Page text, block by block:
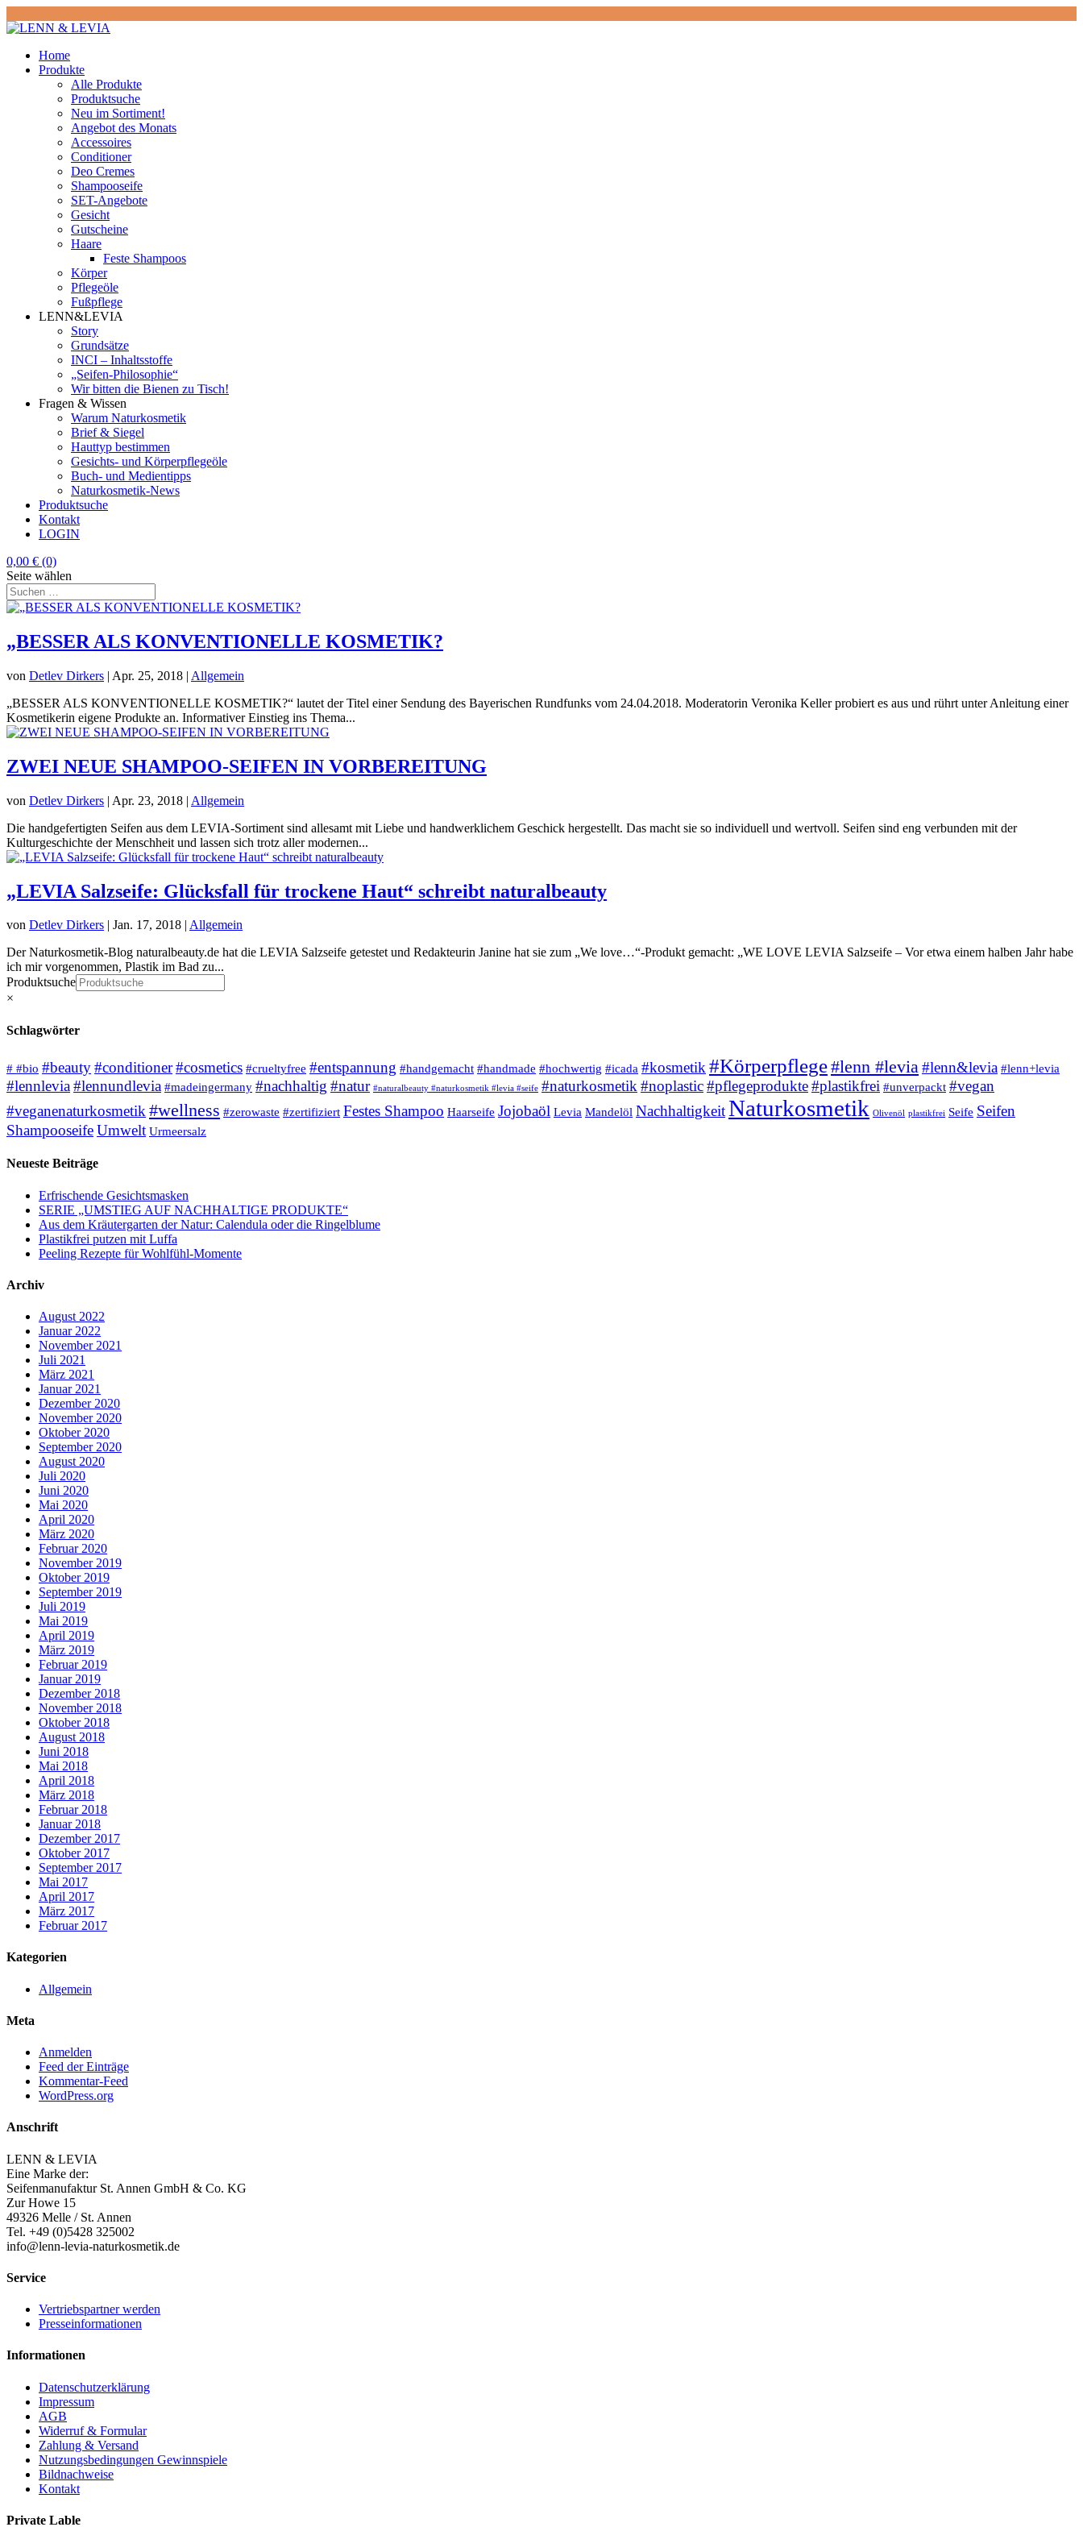
Home
Produkte
Alle Produkte
Produktsuche
Neu im Sortiment!
Angebot des Monats
Accessoires
Conditioner
Deo Cremes
Shampooseife
SET-Angebote
Gesicht
Gutscheine
Haare
Feste Shampoos
Körper
Pflegeöle
Fußpflege
LENN&LEVIA
Story
Grundsätze
INCI – Inhaltsstoffe
„Seifen-Philosophie“
Wir bitten die Bienen zu Tisch!
Fragen & Wissen
Warum Naturkosmetik
Brief & Siegel
Hauttyp bestimmen
Gesichts- und Körperpflegeöle
Buch- und Medientipps
Naturkosmetik-News
Produktsuche
Kontakt
LOGIN
0,00 € (0)
Seite wählen
„BESSER ALS KONVENTIONELLE KOSMETIK?
von Detlev Dirkers | Apr. 25, 2018 | Allgemein
„BESSER ALS KONVENTIONELLE KOSMETIK?“ lautet der Titel einer Sendung des Bayerischen Rundfunks vom 24.04.2018. Moderatorin Veronika Keller probiert es aus und rührt unter Anleitung einer
Kosmetikerin eigene Produkte an. Informativer Einstieg ins Thema...
ZWEI NEUE SHAMPOO-SEIFEN IN VORBEREITUNG
von Detlev Dirkers | Apr. 23, 2018 | Allgemein
Die handgefertigten Seifen aus dem LEVIA-Sortiment sind allesamt mit Liebe und handwerklichem Geschick hergestellt. Das macht sie so individuell und wertvoll. Seifen sind eng verbunden mit der
Kulturgeschichte der Menschheit und lassen sich trotz aller modernen...
„LEVIA Salzseife: Glücksfall für trockene Haut“ schreibt naturalbeauty
von Detlev Dirkers | Jan. 17, 2018 | Allgemein
Der Naturkosmetik-Blog naturalbeauty.de hat die LEVIA Salzseife getestet und Redakteurin Janine hat sie zum „We love…“-Produkt gemacht: „WE LOVE LEVIA Salzseife – Vor etwa einem halben Jahr habe
ich mir vorgenommen, Plastik im Bad zu...
Produktsuche
×
Schlagwörter
# #bio #beauty#conditioner#cosmetics #crueltyfree #entspannung #handgemacht #handmade #hochwertig #icada #kosmetik #Körperpflege#lenn #levia #lenn&levia #lenn+levia
#lennlevia#lennundlevia #madeingermany #nachhaltig #natur #naturalbeauty #naturkosmetik #levia #seife #naturkosmetik #noplastic#pflegeprodukte#plastikfrei #unverpackt #vegan
#veganenaturkosmetik #wellness #zerowaste #zertifiziert Festes Shampoo Haarseife Jojobaöl Levia Mandelöl NachhaltigkeitNaturkosmetik Olivenöl plastikfrei Seife Seifen
ShampooseifeUmwelt Urmeersalz
Neueste Beiträge
Erfrischende Gesichtsmasken
SERIE „UMSTIEG AUF NACHHALTIGE PRODUKTE“
Aus dem Kräutergarten der Natur: Calendula oder die Ringelblume
Plastikfrei putzen mit Luffa
Peeling Rezepte für Wohlfühl-Momente
Archiv
August 2022
Januar 2022
November 2021
Juli 2021
März 2021
Januar 2021
Dezember 2020
November 2020
Oktober 2020
September 2020
August 2020
Juli 2020
Juni 2020
Mai 2020
April 2020
März 2020
Februar 2020
November 2019
Oktober 2019
September 2019
Juli 2019
Mai 2019
April 2019
März 2019
Februar 2019
Januar 2019
Dezember 2018
November 2018
Oktober 2018
August 2018
Juni 2018
Mai 2018
April 2018
März 2018
Februar 2018
Januar 2018
Dezember 2017
Oktober 2017
September 2017
Mai 2017
April 2017
März 2017
Februar 2017
Kategorien
Allgemein
Meta
Anmelden
Feed der Einträge
Kommentar-Feed
WordPress.org
Anschrift
LENN & LEVIA
Eine Marke der:
Seifenmanufaktur St. Annen GmbH & Co. KG
Zur Howe 15
49326 Melle / St. Annen
Tel. +49 (0)5428 325002
info@lenn-levia-naturkosmetik.de
Service
Vertriebspartner werden
Presseinformationen
Informationen
Datenschutzerklärung
Impressum
AGB
Widerruf & Formular
Zahlung & Versand
Nutzungsbedingungen Gewinnspiele
Bildnachweise
Kontakt
Private Lable